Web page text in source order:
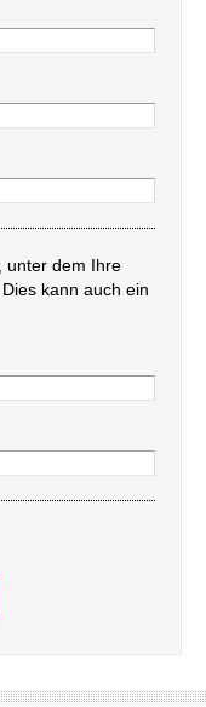
unter dem Ihre
kann auch ein